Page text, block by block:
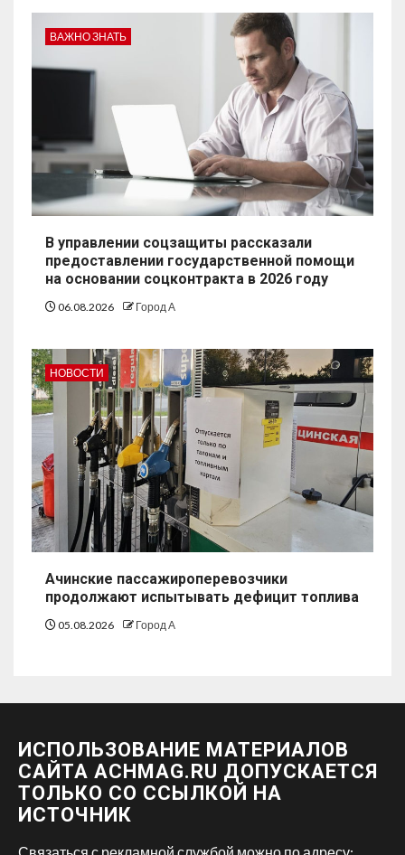
ВАЖНО ЗНАТЬ
В управлении соцзащиты рассказали
предоставлении государственной помощи
на основании соцконтракта в 2026 году
06.08.2026 Город А
НОВОСТИ
Ачинские пассажироперевозчики
продолжают испытывать дефицит топлива
05.08.2026 Город А
ИСПОЛЬЗОВАНИЕ МАТЕРИАЛОВ
САЙТА ACHMAG.RU ДОПУСКАЕТСЯ
ТОЛЬКО СО ССЫЛКОЙ НА
ИСТОЧНИК
Связаться с рекламной службой можно по адресу: